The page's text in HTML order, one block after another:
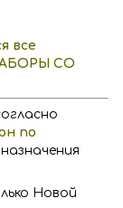
все
СО
по
Новой